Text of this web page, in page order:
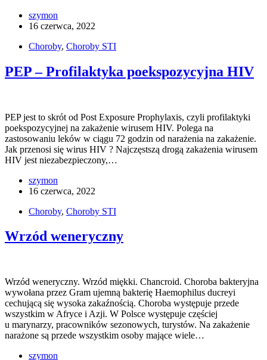
szymon
16 czerwca, 2022
Choroby, Choroby STI
PEP – Profilaktyka poekspozycyjna HIV
PEP jest to skrót od Post Exposure Prophylaxis, czyli profilaktyki
poekspozycyjnej na zakażenie wirusem HIV. Polega na
zastosowaniu leków w ciągu 72 godzin od narażenia na zakażenie.
Jak przenosi się wirus HIV ? Najczęstszą drogą zakażenia wirusem
HIV jest niezabezpieczony,…
szymon
16 czerwca, 2022
Choroby, Choroby STI
Wrzód weneryczny
Wrzód weneryczny. Wrzód miękki. Chancroid. Choroba bakteryjna
wywołana przez Gram ujemną bakterię Haemophilus ducreyi
cechującą się wysoka zakaźnością. Choroba występuje przede
wszystkim w Afryce i Azji. W Polsce występuje częściej
u marynarzy, pracowników sezonowych, turystów. Na zakażenie
narażone są przede wszystkim osoby mające wiele…
szymon